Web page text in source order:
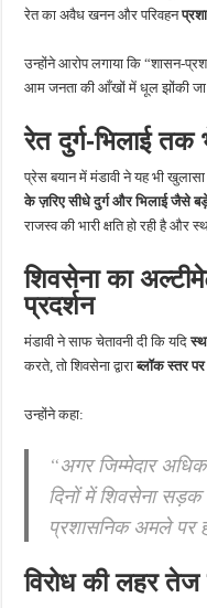
रेत का अवैध खनन और परिवहन
उन्होंने आरोप लगाया कि “शासन-
आम जनता की आँखों में धूल झोंकी जा
रेत दुर्ग-भिलाई तक
प्रेस बयान में मंडावी ने यह भी
के ज़रिए सीधे दुर्ग और भिलाई जैसे
राजस्व की भारी क्षति हो रही है और
शिवसेना का
प्रदर्शन
मंडावी ने साफ चेतावनी दी कि यदि
करते, तो शिवसेना द्वाराब्लॉक स्तर
उन्होंने कहा:
“अगर जिम्मेदार
दिनों में शिवसेना सड़क
प्रशासनिक अमले पर
विरोध की लहर